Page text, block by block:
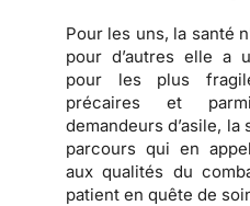
Pour les uns, la santé
pour d’autres elle a
pour les plus
précaires et
demandeurs d’asile, la
parcours qui en
aux qualités du
patient en quête de